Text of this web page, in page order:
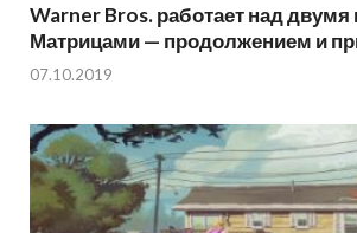
Warner Bros. работает над
Матрицами — продолжением и
07.10.2019